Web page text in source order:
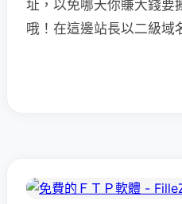
址，以免哪天你賺大錢要
哦！在這邊站長以二級域